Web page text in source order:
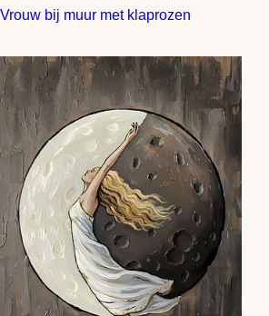
Vrouw bij muur met klaprozen